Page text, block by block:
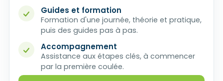
Guides et formation
Formation d'une journée, théorie et pratique,
puis des guides pas à pas.
Accompagnement
Assistance aux étapes clés, à commencer
par la première coulée.